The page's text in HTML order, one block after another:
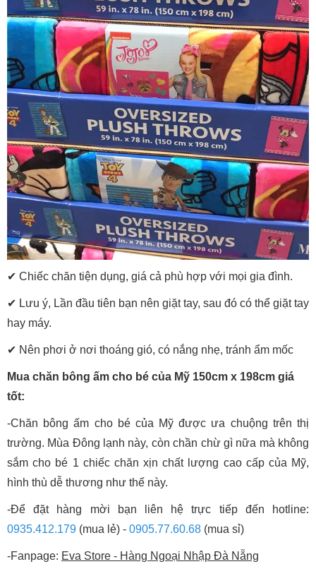
✔ Chiếc chăn tiện dụng, giá cả phù hợp với mọi gia đình.
✔ Lưu ý, Lần đầu tiên bạn nên giặt tay, sau đó có thể giặt tay
hay máy.
✔ Nên phơi ở nơi thoáng gió, có nắng nhẹ, tránh ẩm mốc
Mua chăn bông ấm cho bé của Mỹ 150cm x 198cm giá
tốt:
-Chăn bông ấm cho bé của Mỹ được ưa chuộng trên thị
trường. Mùa Đông lạnh này, còn chần chừ gì nữa mà không
sắm cho bé 1 chiếc chăn xịn chất lượng cao cấp của Mỹ,
hình thù dễ thương như thế này.
-Để đặt hàng mời bạn liên hệ trực tiếp đến hotline:
0935.412.179 (mua lẻ) - 0905.77.60.68 (mua sỉ)
-Fanpage: Eva Store - Hàng Ngoại Nhập Đà Nẵng